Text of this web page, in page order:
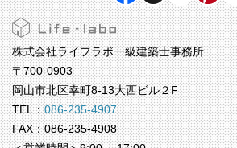
株式会社ライフラボ一級建築士事務所
〒700-0903
岡山市北区幸町8-13大西ビル２F
TEL：086-235-4907
FAX：086-235-4908